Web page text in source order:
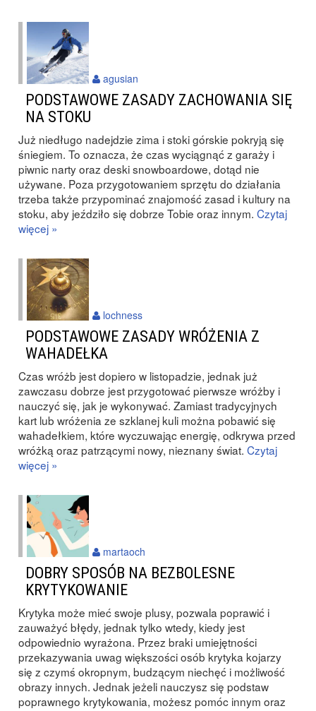
PODSTAWOWE ZASADY ZACHOWANIA SIĘ
NA STOKU
Już niedługo nadejdzie zima i stoki górskie pokryją się
śniegiem. To oznacza, że czas wyciągnąć z garaży i
piwnic narty oraz deski snowboardowe, dotąd nie
używane. Poza przygotowaniem sprzętu do działania
trzeba także przypominać znajomość zasad i kultury na
stoku, aby jeździło się dobrze Tobie oraz innym. Czytaj
więcej »
agusian
PODSTAWOWE ZASADY WRÓŻENIA Z
WAHADEŁKA
Czas wróżb jest dopiero w listopadzie, jednak już
zawczasu dobrze jest przygotować pierwsze wróżby i
nauczyć się, jak je wykonywać. Zamiast tradycyjnych
kart lub wróżenia ze szklanej kuli można pobawić się
wahadełkiem, które wyczuwając energię, odkrywa przed
wróżką oraz patrzącymi nowy, nieznany świat. Czytaj
więcej »
lochness
DOBRY SPOSÓB NA BEZBOLESNE
KRYTYKOWANIE
Krytyka może mieć swoje plusy, pozwala poprawić i
zauważyć błędy, jednak tylko wtedy, kiedy jest
odpowiednio wyrażona. Przez braki umiejętności
przekazywania uwag większości osób krytyka kojarzy
się z czymś okropnym, budzącym niechęć i możliwość
obrazy innych. Jednak jeżeli nauczysz się podstaw
poprawnego krytykowania, możesz pomóc innym oraz
martaoch